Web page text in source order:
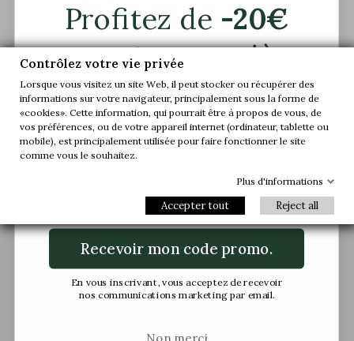
Paiement 100% sécurisé
LIVRAISON OFFERTE
à partir de 100€ d'achat
RETOUR GRATUIT*
Remboursement sous 24h (voir conditions)
Contrôlez votre vie privée
Lorsque vous visitez un site Web, il peut stocker ou récupérer des
informations sur votre navigateur, principalement sous la forme de
«cookies». Cette information, qui pourrait être à propos de vous, de
vos préférences, ou de votre appareil internet (ordinateur, tablette ou
mobile), est principalement utilisée pour faire fonctionner le site
comme vous le souhaitez.
Plus d'informations
Accepter tout Reject all
Profitez de -20€
sur votre première
commande.
Rejoignez-nous et accédez en avant-
première à nos offres exclusives et à nos
dernières nouveautés.
Recevoir mon code promo.
En vous inscrivant, vous acceptez de recevoir
nos communications marketing par email.